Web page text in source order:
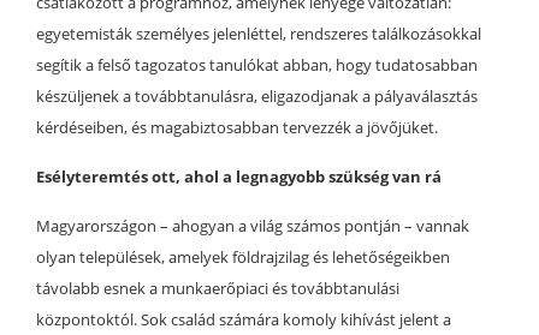
egyetemisták személyes jelenléttel, rendszeres találkozásokkal
segítik a felső tagozatos tanulókat abban, hogy tudatosabban
készüljenek a továbbtanulásra, eligazodjanak a pályaválasztás
kérdéseiben, és magabiztosabban tervezzék a jövőjüket.
Esélyteremtés ott, ahol a legnagyobb szükség van rá
Magyarországon – ahogyan a világ számos pontján – vannak
olyan települések, amelyek földrajzilag és lehetőségeikben
távolabb esnek a munkaerőpiaci és továbbtanulási
központoktól. Sok család számára komoly kihívást jelent a